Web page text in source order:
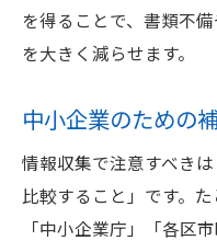
を得ることで、書類不
を大きく減らせます。
中小企業のための
情報収集で注意すべき
比較すること」です。た
「中小企業庁」「各区